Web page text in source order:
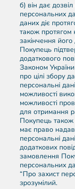
б) він дає
персональних
даних діє
також протягом
закінчення
Покупець
додаткового
Законом
про цілі збору
персональні
можливості
можливості
для отримання
Покупець
має право
персональні
додаткових
замовлення
персональних
“Про захист
зрозумілий.